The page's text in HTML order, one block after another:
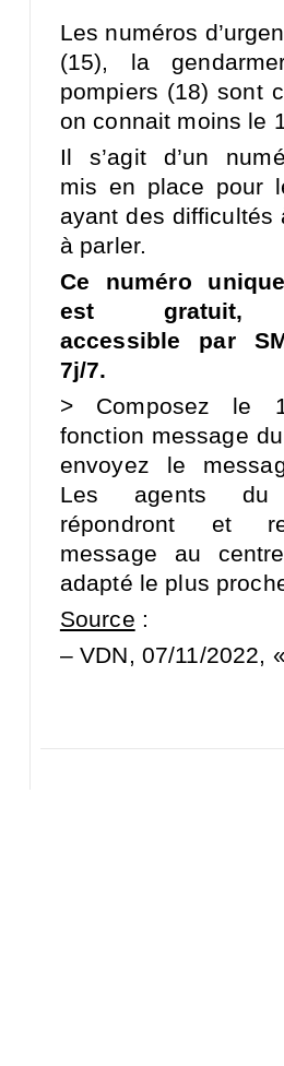
Les numéros
(15), la
pompiers (18) sont
on connait moins le
Il s’agit d’un
mis en place pour
ayant des difficultés
à parler.
Ce numéro
est gratuit,
accessible par
7j/7.
> Composez le
fonction message
envoyez le
Les agents
répondront et
message au
adapté le plus
Source :
– VDN, 07/11/2022,